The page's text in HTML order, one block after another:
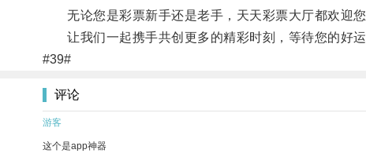
无论您是彩票新手还是老手，天天彩票大厅都欢迎您
让我们一起携手共创更多的精彩时刻，等待您的好运
#39#
评论
游客
这个是app神器